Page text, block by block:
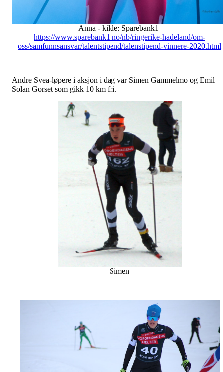
Anna - kilde: Sparebank1
https://www.sparebank1.no/nb/ringerike-hadeland/om-
oss/samfunnsansvar/talentstipend/talenstipend-vinnere-2020.html
Andre Svea-løpere i aksjon i dag var Simen Gammelmo og Emil
Solan Gorset som gikk 10 km fri.
Simen